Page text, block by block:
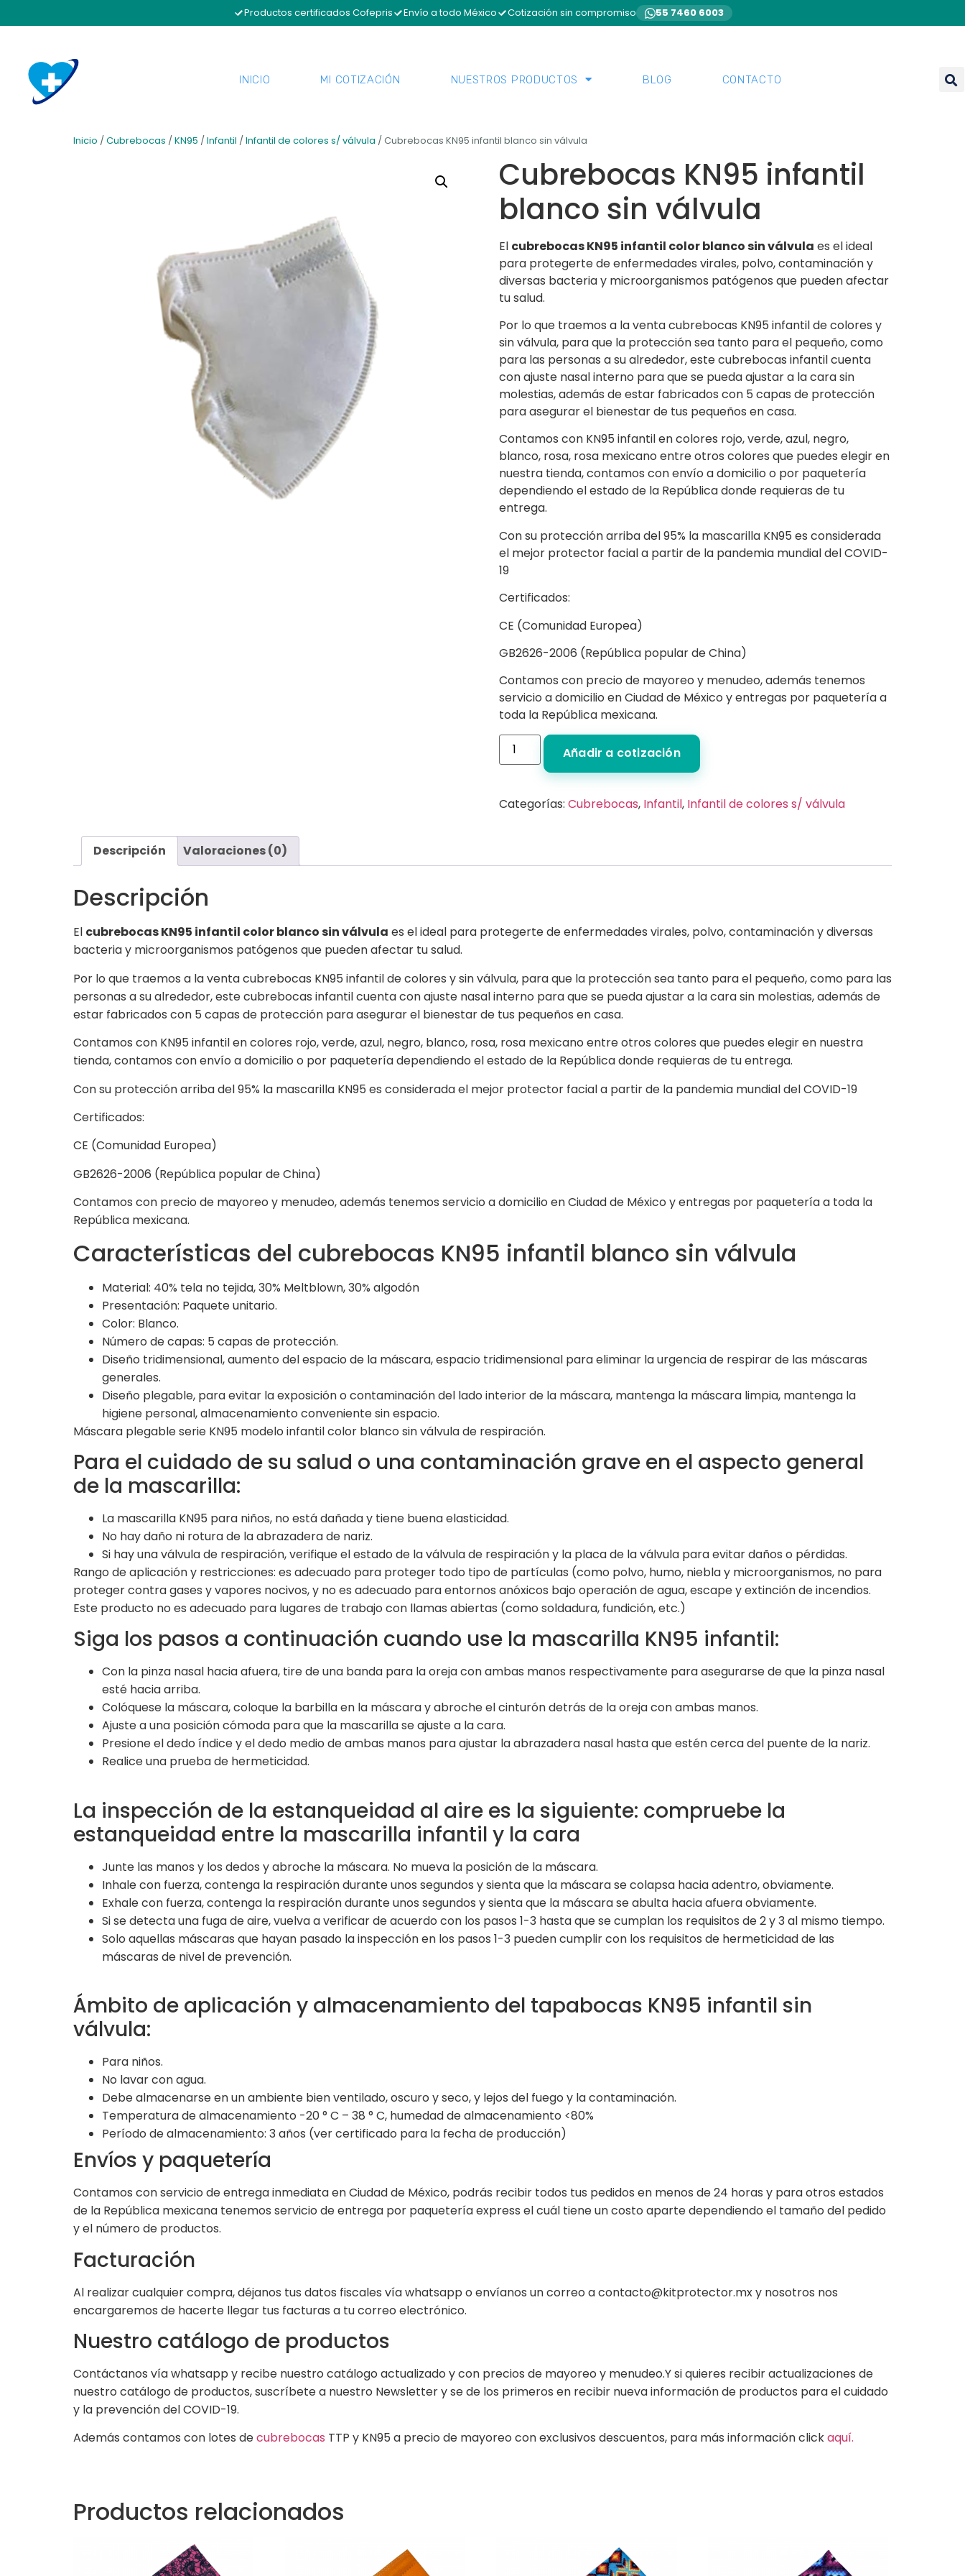
Productos certificados Cofepris Envío a todo México Cotización sin compromiso 55 7460 6003
INICIO MI COTIZACIÓN NUESTROS PRODUCTOS BLOG CONTACTO
Inicio /Cubrebocas /KN95 /Infantil /Infantil de colores s/ válvula / Cubrebocas KN95 infantil blanco sin válvula
Cubrebocas KN95 infantil
blanco sin válvula
El cubrebocas KN95 infantil color blanco sin válvula es el ideal
para protegerte de enfermedades virales, polvo, contaminación y
diversas bacteria y microorganismos patógenos que pueden afectar
tu salud.
Por lo que traemos a la venta cubrebocas KN95 infantil de colores y
sin válvula, para que la protección sea tanto para el pequeño, como
para las personas a su alrededor, este cubrebocas infantil cuenta
con ajuste nasal interno para que se pueda ajustar a la cara sin
molestias, además de estar fabricados con 5 capas de protección
para asegurar el bienestar de tus pequeños en casa.
Contamos con KN95 infantil en colores rojo, verde, azul, negro,
blanco, rosa, rosa mexicano entre otros colores que puedes elegir en
nuestra tienda, contamos con envío a domicilio o por paquetería
dependiendo el estado de la República donde requieras de tu
entrega.
Con su protección arriba del 95% la mascarilla KN95 es considerada
el mejor protector facial a partir de la pandemia mundial del COVID-
19
Certificados:
CE (Comunidad Europea)
GB2626-2006 (República popular de China)
Contamos con precio de mayoreo y menudeo, además tenemos
servicio a domicilio en Ciudad de México y entregas por paquetería a
toda la República mexicana.
Añadir a cotización
Categorías: Cubrebocas, Infantil, Infantil de colores s/ válvula
Descripción Valoraciones (0)
Descripción
El cubrebocas KN95 infantil color blanco sin válvula es el ideal para protegerte de enfermedades virales, polvo, contaminación y diversas
bacteria y microorganismos patógenos que pueden afectar tu salud.
Por lo que traemos a la venta cubrebocas KN95 infantil de colores y sin válvula, para que la protección sea tanto para el pequeño, como para las
personas a su alrededor, este cubrebocas infantil cuenta con ajuste nasal interno para que se pueda ajustar a la cara sin molestias, además de
estar fabricados con 5 capas de protección para asegurar el bienestar de tus pequeños en casa.
Contamos con KN95 infantil en colores rojo, verde, azul, negro, blanco, rosa, rosa mexicano entre otros colores que puedes elegir en nuestra
tienda, contamos con envío a domicilio o por paquetería dependiendo el estado de la República donde requieras de tu entrega.
Con su protección arriba del 95% la mascarilla KN95 es considerada el mejor protector facial a partir de la pandemia mundial del COVID-19
Certificados:
CE (Comunidad Europea)
GB2626-2006 (República popular de China)
Contamos con precio de mayoreo y menudeo, además tenemos servicio a domicilio en Ciudad de México y entregas por paquetería a toda la
República mexicana.
Características del cubrebocas KN95 infantil blanco sin válvula
Material: 40% tela no tejida, 30% Meltblown, 30% algodón
Presentación: Paquete unitario.
Color: Blanco.
Número de capas: 5 capas de protección.
Diseño tridimensional, aumento del espacio de la máscara, espacio tridimensional para eliminar la urgencia de respirar de las máscaras
generales.
Diseño plegable, para evitar la exposición o contaminación del lado interior de la máscara, mantenga la máscara limpia, mantenga la
higiene personal, almacenamiento conveniente sin espacio.
Máscara plegable serie KN95 modelo infantil color blanco sin válvula de respiración.
Para el cuidado de su salud o una contaminación grave en el aspecto general
de la mascarilla:
La mascarilla KN95 para niños, no está dañada y tiene buena elasticidad.
No hay daño ni rotura de la abrazadera de nariz.
Si hay una válvula de respiración, verifique el estado de la válvula de respiración y la placa de la válvula para evitar daños o pérdidas.
Rango de aplicación y restricciones: es adecuado para proteger todo tipo de partículas (como polvo, humo, niebla y microorganismos, no para
proteger contra gases y vapores nocivos, y no es adecuado para entornos anóxicos bajo operación de agua, escape y extinción de incendios.
Este producto no es adecuado para lugares de trabajo con llamas abiertas (como soldadura, fundición, etc.)
Siga los pasos a continuación cuando use la mascarilla KN95 infantil:
Con la pinza nasal hacia afuera, tire de una banda para la oreja con ambas manos respectivamente para asegurarse de que la pinza nasal
esté hacia arriba.
Colóquese la máscara, coloque la barbilla en la máscara y abroche el cinturón detrás de la oreja con ambas manos.
Ajuste a una posición cómoda para que la mascarilla se ajuste a la cara.
Presione el dedo índice y el dedo medio de ambas manos para ajustar la abrazadera nasal hasta que estén cerca del puente de la nariz.
Realice una prueba de hermeticidad.
La inspección de la estanqueidad al aire es la siguiente: compruebe la
estanqueidad entre la mascarilla infantil y la cara
Junte las manos y los dedos y abroche la máscara. No mueva la posición de la máscara.
Inhale con fuerza, contenga la respiración durante unos segundos y sienta que la máscara se colapsa hacia adentro, obviamente.
Exhale con fuerza, contenga la respiración durante unos segundos y sienta que la máscara se abulta hacia afuera obviamente.
Si se detecta una fuga de aire, vuelva a verificar de acuerdo con los pasos 1-3 hasta que se cumplan los requisitos de 2 y 3 al mismo tiempo.
Solo aquellas máscaras que hayan pasado la inspección en los pasos 1-3 pueden cumplir con los requisitos de hermeticidad de las
máscaras de nivel de prevención.
Ámbito de aplicación y almacenamiento del tapabocas KN95 infantil sin
válvula:
Para niños.
No lavar con agua.
Debe almacenarse en un ambiente bien ventilado, oscuro y seco, y lejos del fuego y la contaminación.
Temperatura de almacenamiento -20 ° C – 38 ° C, humedad de almacenamiento <80%
Período de almacenamiento: 3 años (ver certificado para la fecha de producción)
Envíos y paquetería
Contamos con servicio de entrega inmediata en Ciudad de México, podrás recibir todos tus pedidos en menos de 24 horas y para otros estados
de la República mexicana tenemos servicio de entrega por paquetería express el cuál tiene un costo aparte dependiendo el tamaño del pedido
y el número de productos.
Facturación
Al realizar cualquier compra, déjanos tus datos fiscales vía whatsapp o envíanos un correo a contacto@kitprotector.mx y nosotros nos
encargaremos de hacerte llegar tus facturas a tu correo electrónico.
Nuestro catálogo de productos
Contáctanos vía whatsapp y recibe nuestro catálogo actualizado y con precios de mayoreo y menudeo.Y si quieres recibir actualizaciones de
nuestro catálogo de productos, suscríbete a nuestro Newsletter y se de los primeros en recibir nueva información de productos para el cuidado
y la prevención del COVID-19.
Además contamos con lotes decubrebocas TTP y KN95 a precio de mayoreo con exclusivos descuentos, para más información clickaquí.
Productos relacionados